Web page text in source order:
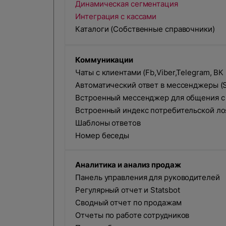
Динамическая сегментация
Интеграция с кассами
Каталоги (Собственные справочники)
Коммуникации
Чаты с клиентами (Fb,Viber,Telegram, ВК
Автоматический ответ в мессенджеры
Встроенный мессенджер для общения
Встроенный индекс потребительской
Шаблоны ответов
Номер беседы
Аналитика и анализ продаж
Панель управления для руководителей
Регулярный отчет и Statsbot
Сводный отчет по продажам
Отчеты по работе сотрудников